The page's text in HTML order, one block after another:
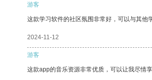
游客
这款学习软件的社区氛围非常好，可以与其他
2024-11-12
游客
这款app的音乐资源非常优质，可以让我尽情享